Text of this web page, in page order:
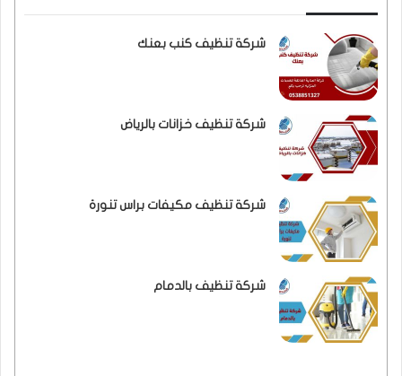
شركة تنظيف كنب بعنك
شركة تنظيف خزانات بالرياض
شركة تنظيف مكيفات براس تنورة
شركة تنظيف بالدمام